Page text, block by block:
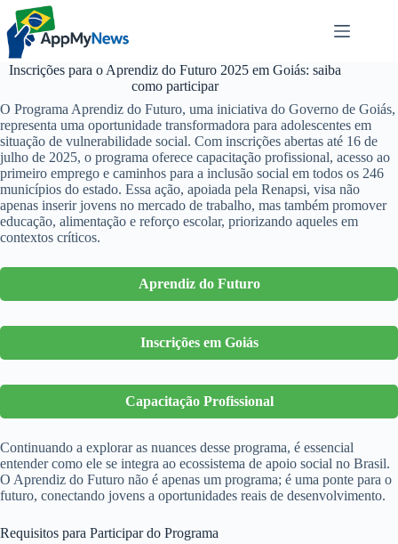
Pular
para
conteúdo
Inscrições para o Aprendiz do Futuro 2025 em Goiás: saiba
como participar
O Programa Aprendiz do Futuro, uma iniciativa do Governo de Goiás,
representa uma oportunidade transformadora para adolescentes em
situação de vulnerabilidade social. Com inscrições abertas até 16 de
julho de 2025, o programa oferece capacitação profissional, acesso ao
primeiro emprego e caminhos para a inclusão social em todos os 246
municípios do estado. Essa ação, apoiada pela Renapsi, visa não
apenas inserir jovens no mercado de trabalho, mas também promover
educação, alimentação e reforço escolar, priorizando aqueles em
contextos críticos.
Aprendiz do Futuro
Inscrições em Goiás
Capacitação Profissional
Continuando a explorar as nuances desse programa, é essencial
entender como ele se integra ao ecossistema de apoio social no Brasil.
O Aprendiz do Futuro não é apenas um programa; é uma ponte para o
futuro, conectando jovens a oportunidades reais de desenvolvimento.
Requisitos para Participar do Programa